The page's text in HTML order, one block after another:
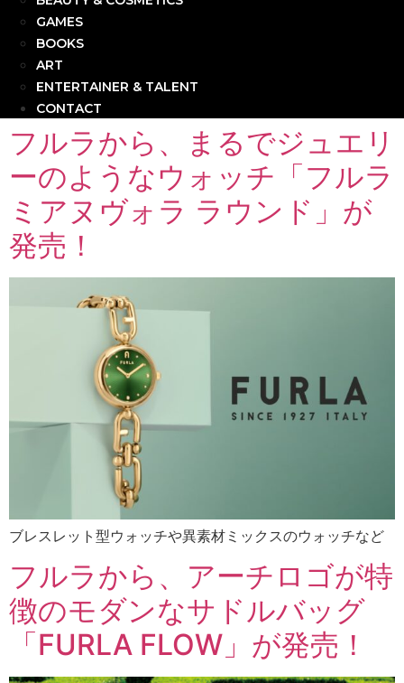
GAMES
BOOKS
ART
ENTERTAINER & TALENT
CONTACT
フルラから、まるでジュエリ
ーのようなウォッチ「フルラ
ミアヌヴォラ ラウンド」が
発売！
ブレスレット型ウォッチや異素材ミックスのウォッチなど
フルラから、アーチロゴが特
徴のモダンなサドルバッグ
「FURLA FLOW」が発売！